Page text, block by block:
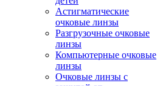
Астигматические
очковые линзы
Разгрузочные очковые
линзы
Компьютерные очковые
линзы
Очковые линзы с